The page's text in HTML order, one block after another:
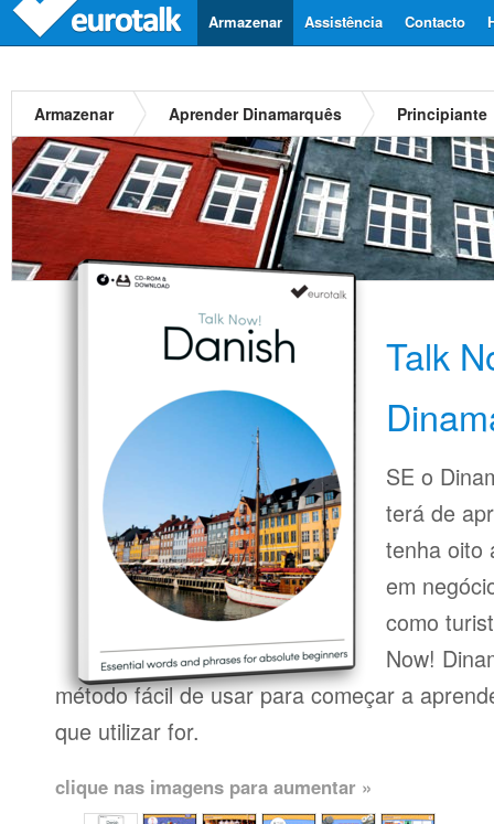
Contacto
Assistência
Armazenar
Armazenar Aprender Dinamarquês Principiante
Talk
SE o
terá de
tenha oito
em
como
Now!
método fácil de usar para começar a
que utilizar for.
clique nas imagens para aumentar »